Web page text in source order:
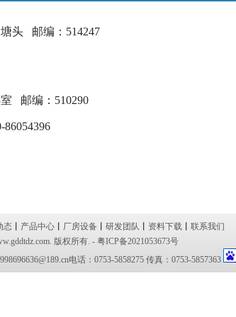
头
邮编： 514247
邮编： 510290
86054396
态 产品中心 厂房设备 研发团队 资料下载
联系我们
版权所有. - 粤ICP备2021053673号
电话：0753-5858275 传真：0753-5857363